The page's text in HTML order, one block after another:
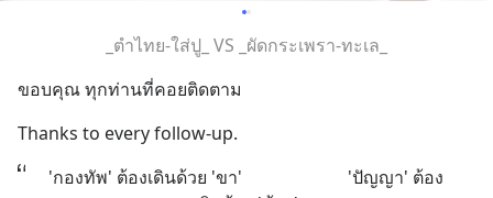
_ตำไทย-ใส่ปู_ VS _ผัดกระเพรา-ทะเล_
ขอบคุณ ทุกท่านที่คอยติดตาม
Thanks to every follow-up.
'กองทัพ' ต้องเดินด้วย 'ขา'                        'ปัญญา' ต้อง